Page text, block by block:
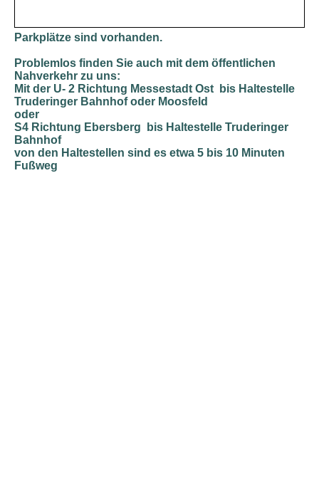
Parkplätze sind vorhanden.
Problemlos finden Sie auch mit dem öffentlichen
Nahverkehr zu uns:
Mit der U- 2 Richtung Messestadt Ost bis Haltestelle
Truderinger Bahnhof oder Moosfeld
oder
S4 Richtung Ebersberg bis Haltestelle Truderinger
Bahnhof
von den Haltestellen sind es etwa 5 bis 10 Minuten
Fußweg